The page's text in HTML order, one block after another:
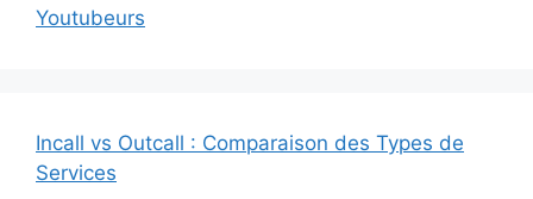
Youtubeurs
Incall vs Outcall : Comparaison des Types de
Services